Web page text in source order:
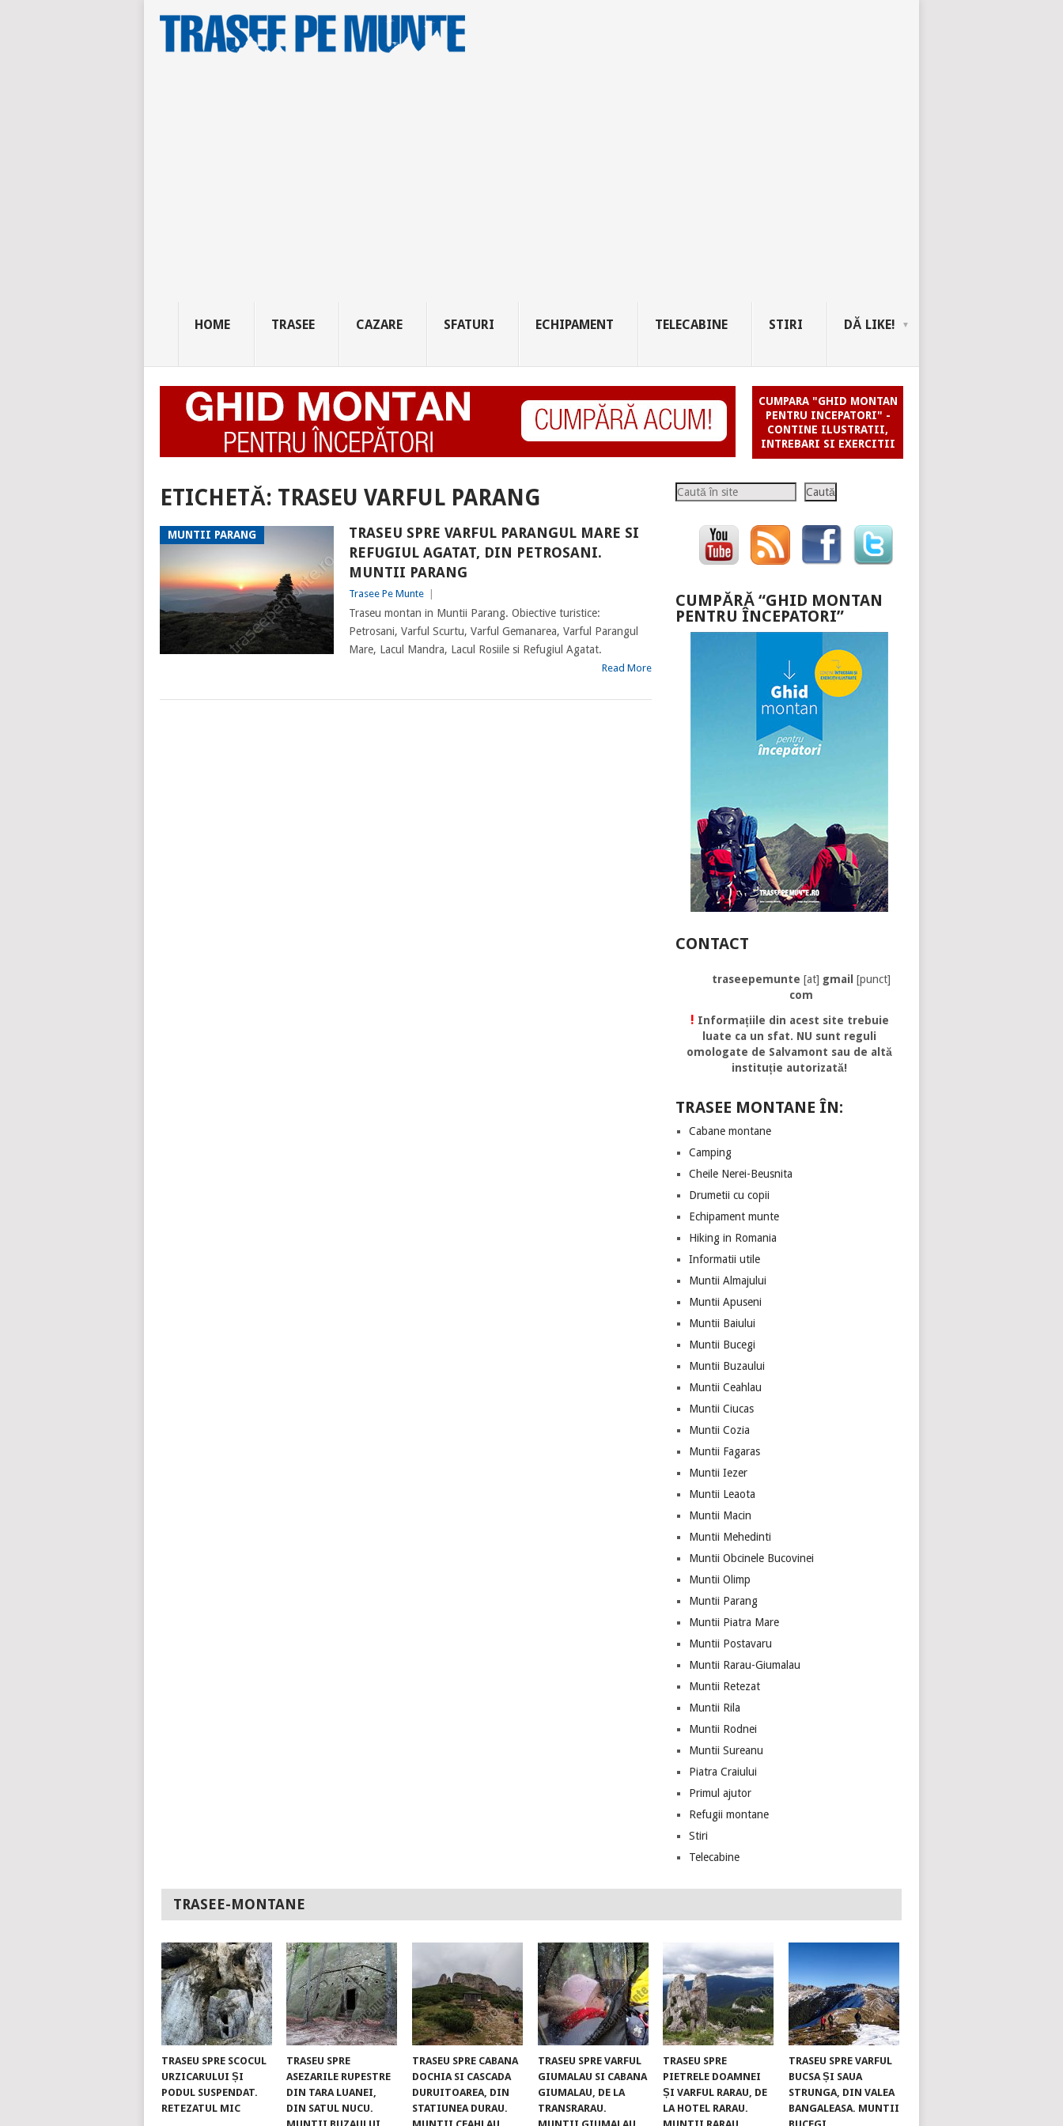
HOME TRASEE CAZARE SFATURI ECHIPAMENT TELECABINE STIRI DĂ LIKE!
CUMPARA "GHID MONTAN
PENTRU INCEPATORI" -
CONTINE ILUSTRATII,
INTREBARI SI EXERCITII
ETICHETĂ: TRASEU VARFUL PARANG
MUNTII PARANG
TRASEU SPRE VARFUL PARANGUL MARE SI
REFUGIUL AGATAT, DIN PETROSANI.
MUNTII PARANG
Trasee Pe Munte
Traseu montan in Muntii Parang. Obiective turistice:
Petrosani, Varful Scurtu, Varful Gemanarea, Varful Parangul
Mare, Lacul Mandra, Lacul Rosiile si Refugiul Agatat.
Read More
Caută Caută
CUMPĂRĂ “GHID MONTAN
PENTRU ÎNCEPATORI”
CONTACT
traseepemunte [at] gmail [punct]
com
! Informațiile din acest site trebuie
luate ca un sfat. NU sunt reguli
omologate de Salvamont sau de altă
instituție autorizată!
TRASEE MONTANE ÎN:
Cabane montane
Camping
Cheile Nerei-Beusnita
Drumetii cu copii
Echipament munte
Hiking in Romania
Informatii utile
Muntii Almajului
Muntii Apuseni
Muntii Baiului
Muntii Bucegi
Muntii Buzaului
Muntii Ceahlau
Muntii Ciucas
Muntii Cozia
Muntii Fagaras
Muntii Iezer
Muntii Leaota
Muntii Macin
Muntii Mehedinti
Muntii Obcinele Bucovinei
Muntii Olimp
Muntii Parang
Muntii Piatra Mare
Muntii Postavaru
Muntii Rarau-Giumalau
Muntii Retezat
Muntii Rila
Muntii Rodnei
Muntii Sureanu
Piatra Craiului
Primul ajutor
Refugii montane
Stiri
Telecabine
TRASEE-MONTANE
TRASEU SPRE SCOCUL
URZICARULUI ȘI
PODUL SUSPENDAT.
RETEZATUL MIC
TRASEU SPRE
ASEZARILE RUPESTRE
DIN TARA LUANEI,
DIN SATUL NUCU.
TRASEU SPRE CABANA
DOCHIA SI CASCADA
DURUITOAREA, DIN
STATIUNEA DURAU.
TRASEU SPRE VARFUL
GIUMALAU SI CABANA
GIUMALAU, DE LA
TRANSRARAU.
TRASEU SPRE
PIETRELE DOAMNEI
ȘI VARFUL RARAU, DE
LA HOTEL RARAU.
TRASEU SPRE VARFUL
BUCSA ȘI SAUA
STRUNGA, DIN VALEA
BANGALEASA. MUNTII